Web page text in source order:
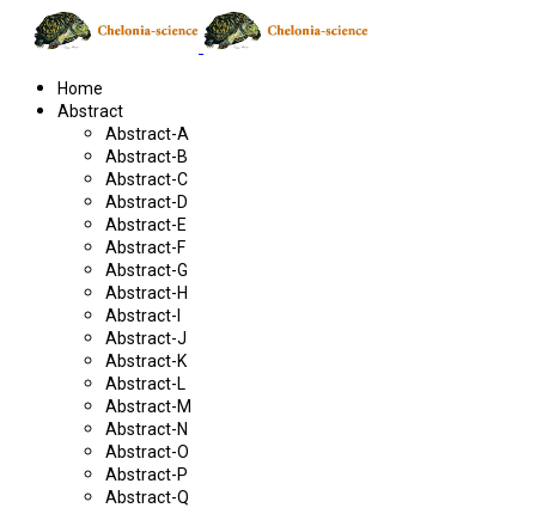
Home
Abstract
Abstract-A
Abstract-B
Abstract-C
Abstract-D
Abstract-E
Abstract-F
Abstract-G
Abstract-H
Abstract-I
Abstract-J
Abstract-K
Abstract-L
Abstract-M
Abstract-N
Abstract-O
Abstract-P
Abstract-Q